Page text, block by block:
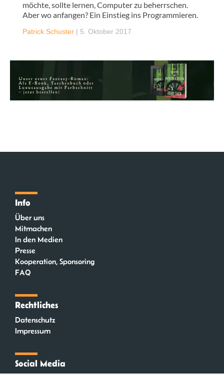
möchte, sollte lernen, Computer zu beherrschen.
Aber wo anfangen? Ein Einstieg ins Programmieren.
Patrick Schuster | 5. Oktober 2017
Info
Über uns
Mitmachen
In den Medien
Presse
Kooperation, Sponsoring
FAQ
Rechtliches
Datenschutz
Impressum
Social Media